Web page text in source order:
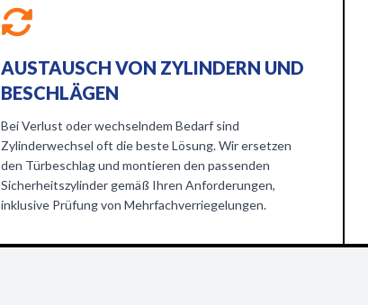
AUSTAUSCH VON ZYLINDERN UND
BESCHLÄGEN
Bei Verlust oder wechselndem Bedarf sind
Zylinderwechsel oft die beste Lösung. Wir ersetzen
den Türbeschlag und montieren den passenden
Sicherheitszylinder gemäß Ihren Anforderungen,
inklusive Prüfung von Mehrfachverriegelungen.